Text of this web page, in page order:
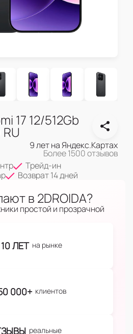
17 12/512Gb
9 лет на Яндекс.Картах
Более 1500 отзывов
Трейд-ин
Возврат 14 дней
в 2DROIDA?
простой и прозрачной
10 ЛЕТ на рынке
000+ клиентов
реальные